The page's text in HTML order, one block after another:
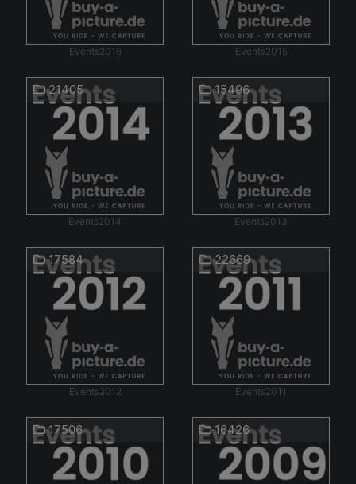
Events2016 Events2015
21405
Events2014
15496
Events2013
17584
Events2012
22669
Events2011
17506 16426